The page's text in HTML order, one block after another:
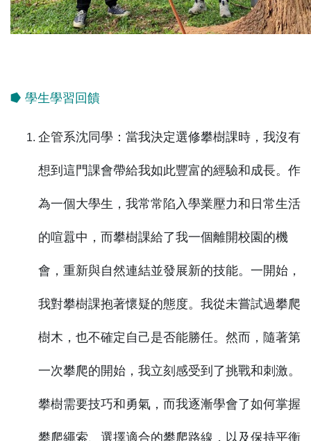
⭓ 學生學習回饋
企管系沈同學：當我決定選修攀樹課時，我沒有
想到這門課會帶給我如此豐富的經驗和成長。作
為一個大學生，我常常陷入學業壓力和日常生活
的喧囂中，而攀樹課給了我一個離開校園的機
會，重新與自然連結並發展新的技能。一開始，
我對攀樹課抱著懷疑的態度。我從未嘗試過攀爬
樹木，也不確定自己是否能勝任。然而，隨著第
一次攀爬的開始，我立刻感受到了挑戰和刺激。
攀樹需要技巧和勇氣，而我逐漸學會了如何掌握
攀爬繩索、選擇適合的攀爬路線，以及保持平衡